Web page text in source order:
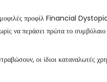
προφίλ Financial
να περάσει πρώτα το
οι ίδιοι καταναλωτές